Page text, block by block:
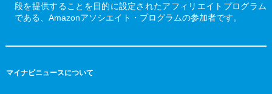
段を提供することを目的に設定されたアフィリエイトプログラム
である、Amazonアソシエイト・プログラムの参加者です。
マイナビニュースについて